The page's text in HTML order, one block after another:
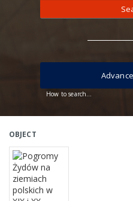
How to search...
OBJECT